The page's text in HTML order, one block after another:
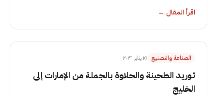
اقرأ المقال ←
الصناعة والتصنيع ١٥ يناير ٢٠٢٦
توريد الطحينة والحلاوة بالجملة من الإمارات إلى
الخليج